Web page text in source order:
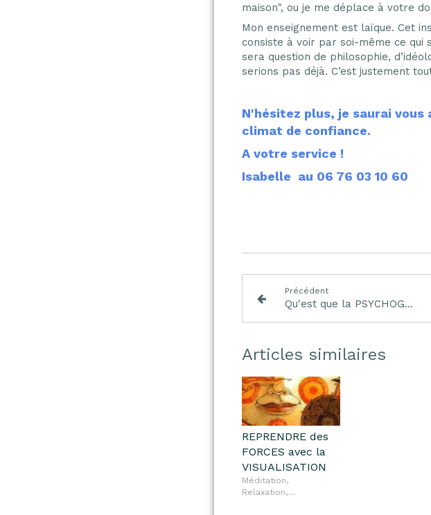
maison", ou je me déplace à votre
Mon enseignement est laïque. Cet
consiste à voir par soi-même ce qui
sera question de philosophie,
serions pas déjà. C’est justement
N'hésitez plus, je saurai
climat de confiance.
A votre service !
Isabelle au 06 76 03 10 60
Précédent
Qu'est que la PSYCHOGENEALOGIE
Articles similaires
REPRENDRE des
FORCES avec la
VISUALISATION
Méditation,
Relaxation,....